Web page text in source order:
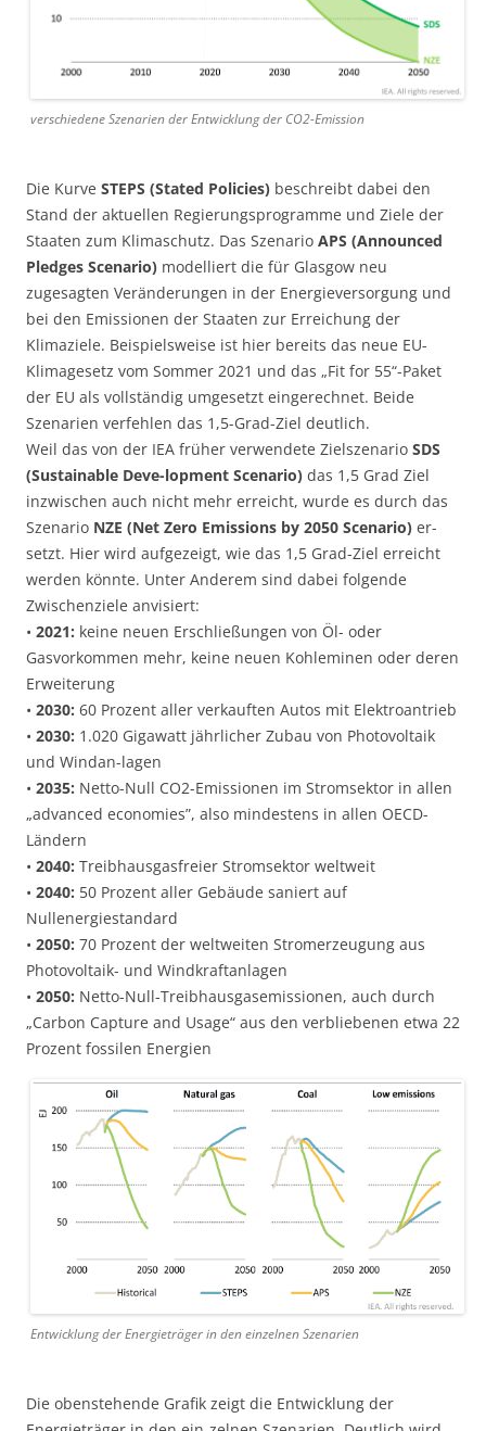
verschiedene Szenarien der Entwicklung der CO2-Emission
Die Kurve STEPS (Stated Policies) beschreibt dabei den
Stand der aktuellen Regierungsprogramme und Ziele der
Staaten zum Klimaschutz. Das Szenario APS (Announced
Pledges Scenario) modelliert die für Glasgow neu
zugesagten Veränderungen in der Energieversorgung und
bei den Emissionen der Staaten zur Erreichung der
Klimaziele. Beispielsweise ist hier bereits das neue EU-
Klimagesetz vom Sommer 2021 und das „Fit for 55“-Paket
der EU als vollständig umgesetzt eingerechnet. Beide
Szenarien verfehlen das 1,5-Grad-Ziel deutlich.
Weil das von der IEA früher verwendete Zielszenario SDS
(Sustainable Deve-lopment Scenario) das 1,5 Grad Ziel
inzwischen auch nicht mehr erreicht, wurde es durch das
Szenario NZE (Net Zero Emissions by 2050 Scenario) er-
setzt. Hier wird aufgezeigt, wie das 1,5 Grad-Ziel erreicht
werden könnte. Unter Anderem sind dabei folgende
Zwischenziele anvisiert:
• 2021: keine neuen Erschließungen von Öl- oder
Gasvorkommen mehr, keine neuen Kohleminen oder deren
Erweiterung
• 2030: 60 Prozent aller verkauften Autos mit Elektroantrieb
• 2030: 1.020 Gigawatt jährlicher Zubau von Photovoltaik
und Windan-lagen
• 2035: Netto-Null CO2-Emissionen im Stromsektor in allen
„advanced economies”, also mindestens in allen OECD-
Ländern
• 2040: Treibhausgasfreier Stromsektor weltweit
• 2040: 50 Prozent aller Gebäude saniert auf
Nullenergiestandard
• 2050: 70 Prozent der weltweiten Stromerzeugung aus
Photovoltaik- und Windkraftanlagen
• 2050: Netto-Null-Treibhausgasemissionen, auch durch
„Carbon Capture and Usage“ aus den verbliebenen etwa 22
Prozent fossilen Energien
Entwicklung der Energieträger in den einzelnen Szenarien
Die obenstehende Grafik zeigt die Entwicklung der